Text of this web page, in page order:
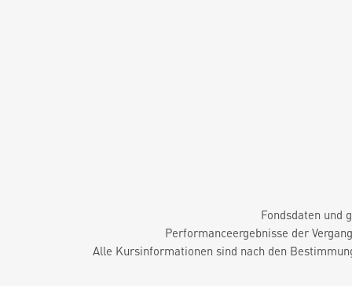
Fondsdaten und
Performanceergebnisse der
Alle Kursinformationen sind nach den